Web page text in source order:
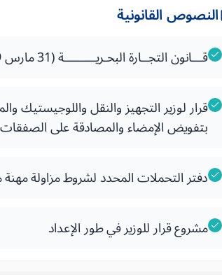
النصوص القانونية
قـــانون التجــارة البحـريـــــــــة (31 مارس 1919)
بتفويض الإمضاء والمصادقة على الصفقات
دفتر التحملات المحدد لشروط مزاولة
مشروع قرار للوزير في طور الإعداد